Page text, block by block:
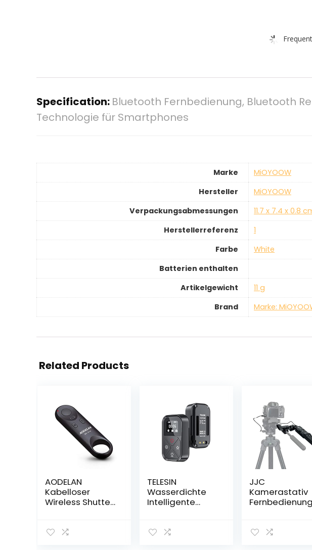
Specification: Bluetooth Fernbedienung, Bluetooth
Technologie für Smartphones
Marke
‎MiOYOOW
Hersteller
‎MiOYOOW
Verpackungsabmessungen
‎11.7 x 7.4 x 0.8
Herstellerreferenz
‎1
Farbe
‎White
Batterien enthalten
Artikelgewicht
‎11 g
Brand
Marke:
Related Products
AODELAN
Kabelloser
Wireless Shutter
EOS RP, 6D Mark
TELESIN
Wasserdichte
Intelligente
10 Black Hero 9
JJC
Kamerastativ
Fernbedienung
Controller für